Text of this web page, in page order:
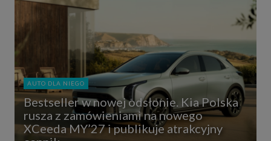
AUTO DLA NIEGO
Bestseller w nowej odsłonie. Kia Polska
rusza z zamówieniami na nowego
XCeeda MY’27 i publikuje atrakcyjny